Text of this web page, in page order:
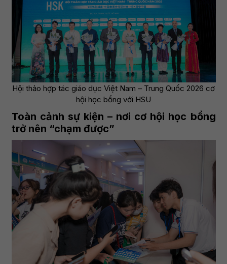
Hội thảo hợp tác giáo dục Việt Nam – Trung Quốc 2026 cơ
hội học bổng với HSU
Toàn cảnh sự kiện – nơi cơ hội học bổng
trở nên “chạm được”